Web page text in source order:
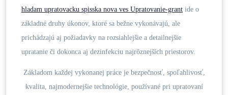
hladam upratovacku spisska nova ves Upratovanie-grant ide o
základné druhy úkonov, ktoré sa bežne vykonávajú, ale
prichádzajú aj požiadavky na rozsiahlejšie a detailnejšie
upratanie či dokonca aj dezinfekciu najrôznejších priestorov.
Základom každej vykonanej práce je bezpečnosť, spoľahlivosť,
kvalita, najmodernejšie technológie, používané pri upratovaní